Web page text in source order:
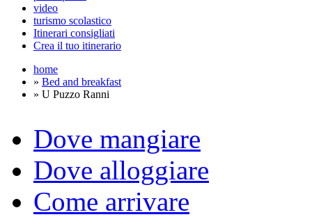
video
turismo scolastico
Itinerari consigliati
Crea il tuo itinerario
home
» Bed and breakfast
» U Puzzo Ranni
Dove mangiare
Dove alloggiare
Come arrivare